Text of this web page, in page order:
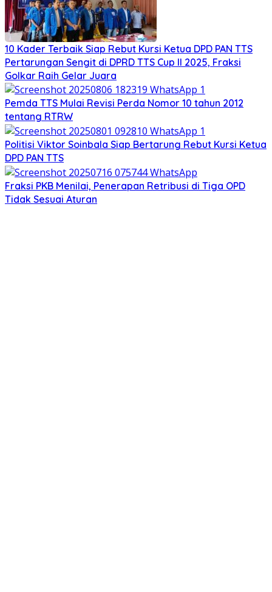
10 Kader Terbaik Siap Rebut Kursi Ketua DPD PAN TTS
Pertarungan Sengit di DPRD TTS Cup II 2025, Fraksi
Golkar Raih Gelar Juara
Pemda TTS Mulai Revisi Perda Nomor 10 tahun 2012
tentang RTRW
Politisi Viktor Soinbala Siap Bertarung Rebut Kursi Ketua
DPD PAN TTS
Fraksi PKB Menilai, Penerapan Retribusi di Tiga OPD
Tidak Sesuai Aturan